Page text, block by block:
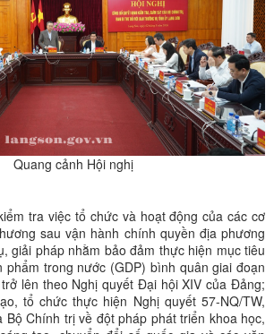
Quang cảnh Hội nghị
tra việc tổ chức và hoạt động của các cơ
sau vận hành chính quyền địa phương
giải pháp nhằm bảo đảm thực hiện mục tiêu
phẩm trong nước (GDP) bình quân giai đoạn
lên theo Nghị quyết Đại hội XIV của Đảng;
tổ chức thực hiện Nghị quyết 57-NQ/TW,
Bộ Chính trị về đột pháp phát triển khoa học,